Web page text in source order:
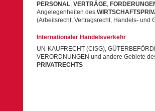
PERSONAL, VERTRÄGE,
Angelegenheiten des
(Arbeitsrecht, Vertragsrecht, Handels- und
Internationaler Handelsverkehr
UN-KAUFRECHT (CISG),
VERORDNUNGEN und andere Gebiete
PRIVATRECHTS